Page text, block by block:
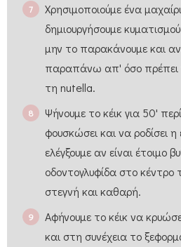
Χρησιμοποιούμε ένα
δημιουργήσουμε
μην το παρακάνουμε και
παραπάνω απ' όσο πρέπει
τη nutella.
Ψήνουμε το κέικ για 50'
φουσκώσει και να ροδίσει
ελέγξουμε αν είναι έτοιμο
οδοντογλυφίδα στο κέντρο
στεγνή και καθαρή.
Αφήνουμε το κέικ να
και στη συνέχεια το